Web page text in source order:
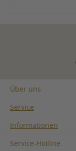
Über uns
Service
Informationen
Service-Hotline